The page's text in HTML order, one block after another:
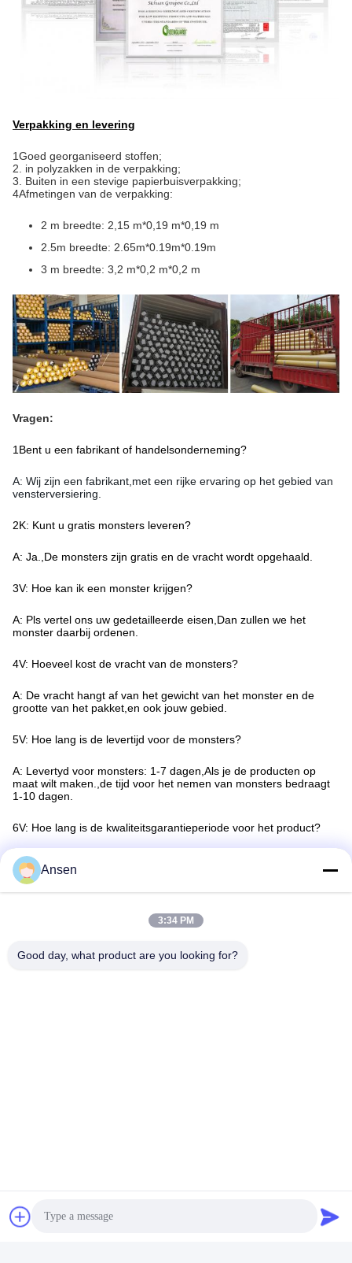
Verpakking en levering
1Goed georganiseerd stoffen;
2. in polyzakken in de verpakking;
3. Buiten in een stevige papierbuisverpakking;
4Afmetingen van de verpakking:
2 m breedte: 2,15 m*0,19 m*0,19 m
2.5m breedte: 2.65m*0.19m*0.19m
3 m breedte: 3,2 m*0,2 m*0,2 m
Vragen:
1Bent u een fabrikant of handelsonderneming?
A: Wij zijn een fabrikant met een rijke ervaring op het gebied van
vensterversiering.
2K: Kunt u gratis monsters leveren?
A: Ja. De monsters zijn gratis en de vracht wordt opgehaald.
3V: Hoe kan ik een monster krijgen?
A: Pls vertel ons uw gedetailleerde eisen Dan zullen we het
monster daarbij ordenen.
4V: Hoeveel kost de vracht van de monsters?
A: De vracht hangt af van het gewicht van het monster en de
grootte van het pakket en ook jouw gebied.
5V: Hoe lang is de levertijd voor de monsters?
A: Levertyd voor monsters: 1-7 dagen Als je de producten op
maat wilt maken. de tijd voor het nemen van monsters bedraagt
1-10 dagen.
6V: Hoe lang is de kwaliteitsgarantieperiode voor het product?
A: kwaliteitsgarantie van ten minste 3 jaar
7. V: Zou u een OEM merk of ontwerp te produceren?
We hebben onze ontwerpafdeling en
Ansen
3:34 PM
Good day, what product are you looking for?